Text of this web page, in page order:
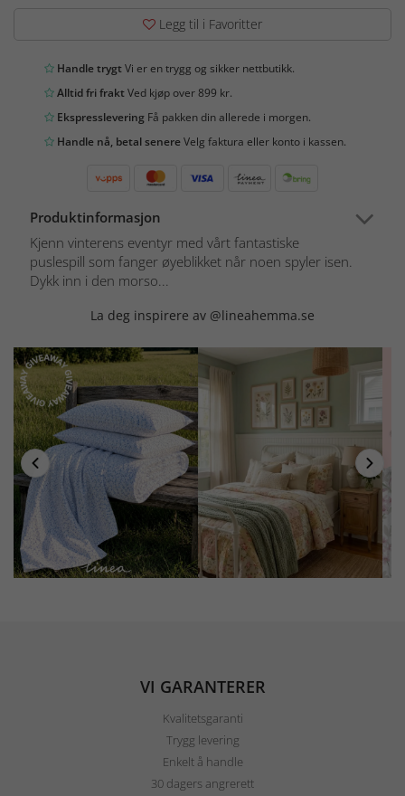
Legg til i Favoritter
Handle trygtVi er en trygg og sikker nettbutikk.
Alltid fri fraktVed kjøp over 899 kr.
Ekspresslevering Få pakken din allerede i morgen.
Handle nå, betal senereVelg faktura eller konto i kassen.
Produktinformasjon
Kjenn vinterens eventyr med vårt fantastiske
puslespill som fanger øyeblikket når noen spyler isen.
Dykk inn i den morso...
La deg inspirere av @lineahemma.se
VI GARANTERER
Kvalitetsgaranti
Trygg levering
Enkelt å handle
30 dagers angrerett